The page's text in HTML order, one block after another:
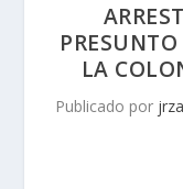
LA
Publicado por